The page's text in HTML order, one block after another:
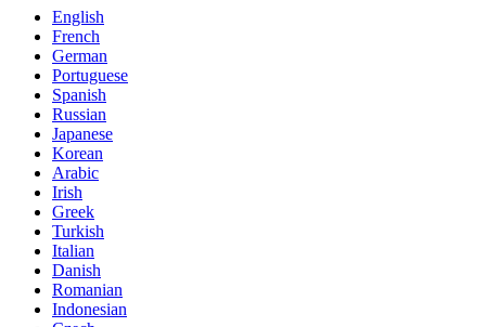
English
French
German
Portuguese
Spanish
Russian
Japanese
Korean
Arabic
Irish
Greek
Turkish
Italian
Danish
Romanian
Indonesian